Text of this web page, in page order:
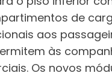
de
aos
às
Os novos